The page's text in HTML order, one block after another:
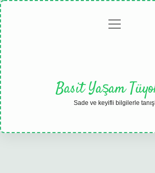
Gizlilikmenüyü
Basit Yaşam
Sade ve keyifli bilgilerle